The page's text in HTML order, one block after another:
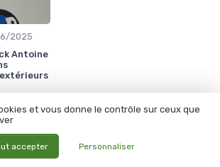
2025
Antoine
date
et vous donne le contrôle sur ceux que
accepter Personnaliser